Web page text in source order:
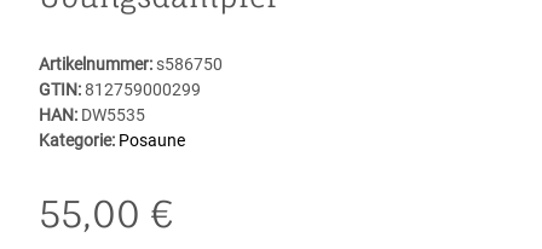
Artikelnummer: s586750
GTIN:812759000299
HAN: DW5535
Kategorie: Posaune
55,00 €